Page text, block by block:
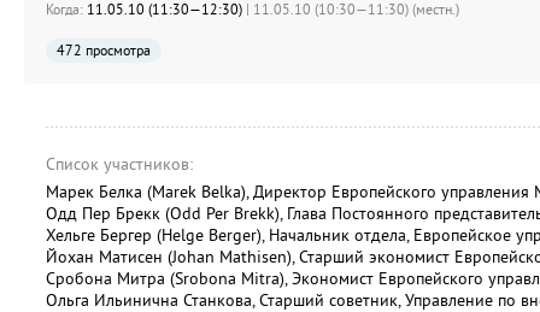
Когда: 11.05.10 (11:30—12:30) | 11.05.10 (10:30—11:30) (местн.)
472 просмотра
Список участников:
Марек Белка (Marek Belka), Директор Европейского
Одд Пер Брекк (Odd Per Brekk), Глава Постоянного
Хельге Бергер (Helge Berger), Начальник отдела, Европейское
Йохан Матисен (Johan Mathisen), Старший экономист
Сробона Митра (Srobona Mitra), Экономист Европейского
Ольга Ильинична Станкова, Старший советник, Управление по